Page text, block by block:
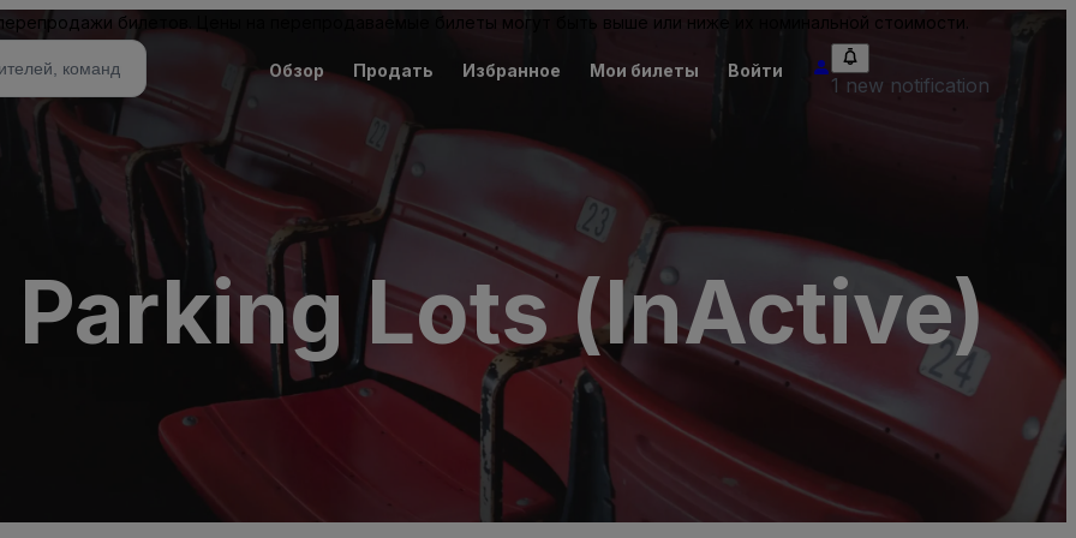
билетов. Цены на перепродаваемые билеты могут быть выше или ниже их номинальной стоимости.
Обзор Продать Избранное Мои билеты Войти
1 new notification
Lots (InActive)